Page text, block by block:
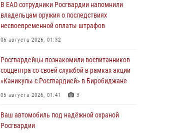
В ЕАО сотрудники Росгвардии напомнили
владельцам оружия о последствиях
несвоевременной оплаты штрафов
06 августа 2026, 01:32
Росгвардейцы познакомили воспитанников
соццентра со своей службой в рамках акции
«Каникулы с Росгвардией» в Биробиджане
05 августа 2026, 01:41 3
Ваш автомобиль под надёжной охраной
Росгвардии